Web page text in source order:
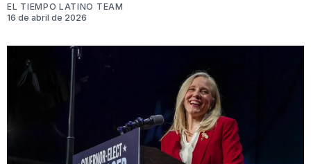
EL TIEMPO LATINO TEAM
16 de abril de 2026